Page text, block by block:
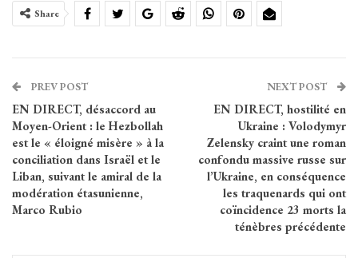
Share
PREV POST
EN DIRECT, désaccord au
Moyen-Orient : le Hezbollah
est le « éloigné misère » à la
conciliation dans Israël et le
Liban, suivant le amiral de la
modération étasunienne,
Marco Rubio
NEXT POST
EN DIRECT, hostilité en
Ukraine : Volodymyr
Zelensky craint une roman
confondu massive russe sur
l’Ukraine, en conséquence
les traquenards qui ont
coïncidence 23 morts la
ténèbres précédente